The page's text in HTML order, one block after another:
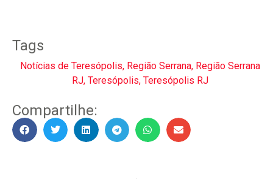
Tags
Notícias de Teresópolis, Região Serrana, Região Serrana
RJ, Teresópolis, Teresópolis RJ
Compartilhe: